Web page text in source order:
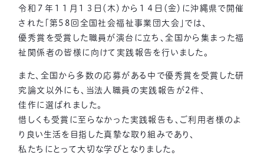
令和７年１１月１３日（木）から１４日（金）に沖縄県で開催
された「第58回全国社会福祉事業団大会」では、
優秀賞を受賞した職員が演台に立ち、全国から集まった福
祉関係者の皆様に向けて実践報告を行いました。
また、全国から多数の応募がある中で優秀賞を受賞した研
究論文以外にも、当法人職員の実践報告が2件、
佳作に選ばれました。
惜しくも受賞に至らなかった実践報告も、ご利用者様のよ
り良い生活を目指した真摯な取り組みであり、
私たちにとって大切な学びとなりました。